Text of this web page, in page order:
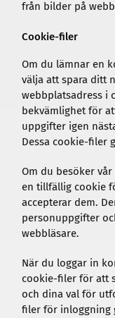
från bilder på
Cookie-filer
Om du lämnar en
välja att spara ditt
webbplatsadress i
bekvämlighet för
uppgifter igen
Dessa cookie-filer
Om du besöker
en tillfällig cookie
accepterar dem.
personuppgifter
webbläsare.
När du loggar in
cookie-filer för att
och dina val för
filer för inloggning